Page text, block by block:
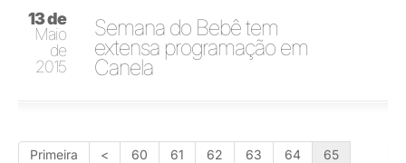
13 de
Maio
de
2015
Semana do Bebê tem
extensa programação em
Canela
Primeira < 60 61 62 63 64
65